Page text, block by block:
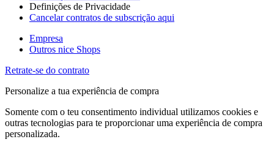
Definições de Privacidade
Cancelar contratos de subscrição aqui
Empresa
Outros nice Shops
Retrate-se do contrato
Personalize a tua experiência de compra
Somente com o teu consentimento individual utilizamos cookies e
outras tecnologias para te proporcionar uma experiência de compra
personalizada.